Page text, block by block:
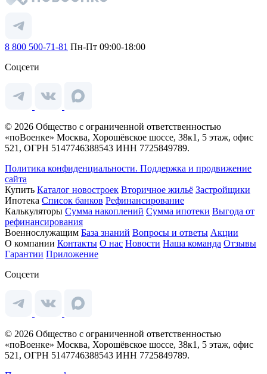
8 800 500-71-81 Пн-Пт 09:00-18:00
Соцсети
© 2026 Общество с ограниченной ответственностью
«поВоенке» Москва, Хорошёвское шоссе, 38к1, 5 этаж, офис
521, ОГРН 5147746388543 ИНН 7725849789.
Политика конфиденциальности. Поддержка и продвижение
сайта
Купить Каталог новостроек Вторичное жильё Застройщики
Ипотека Список банков Рефинансирование
Калькуляторы Сумма накоплений Сумма ипотеки Выгода от
рефинансирования
Военнослужащим База знаний Вопросы и ответы Акции
О компании Контакты О нас Новости Наша команда Отзывы
Гарантии Приложение
Соцсети
© 2026 Общество с ограниченной ответственностью
«поВоенке» Москва, Хорошёвское шоссе, 38к1, 5 этаж, офис
521, ОГРН 5147746388543 ИНН 7725849789.